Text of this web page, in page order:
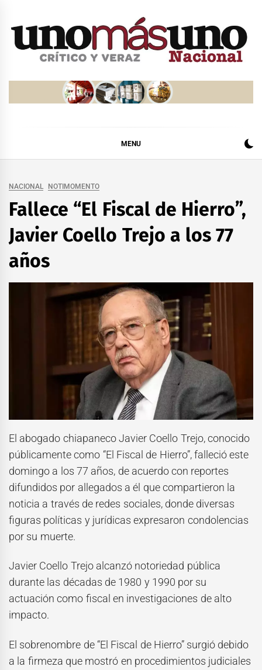
MENU
NACIONAL NOTIMOMENTO
Fallece “El Fiscal de Hierro”,
Javier Coello Trejo a los 77
años
El abogado chiapaneco Javier Coello Trejo, conocido
públicamente como “El Fiscal de Hierro”, falleció este
domingo a los 77 años, de acuerdo con reportes
difundidos por allegados a él que compartieron la
noticia a través de redes sociales, donde diversas
figuras políticas y jurídicas expresaron condolencias
por su muerte.
Javier Coello Trejo alcanzó notoriedad pública
durante las décadas de 1980 y 1990 por su
actuación como fiscal en investigaciones de alto
impacto.
El sobrenombre de “El Fiscal de Hierro” surgió debido
a la firmeza que mostró en procedimientos judiciales